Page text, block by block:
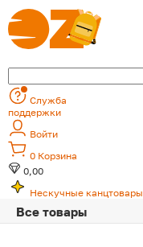
Служба
поддержки
Войти
0 Корзина
0,00
Нескучные канцтовары
Все товары